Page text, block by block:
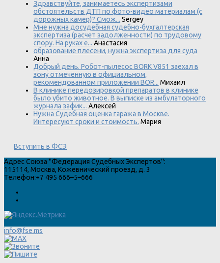
Здравствуйте, занимаетесь экспертизами
обстоятельств ДТП по фото-видео материалам (с
дорожных камер)? Смож... Sergey
Мне нужна досудебная судебно-бухгалтерская
экспертиза (расчет задолженности) по трудовому
спору. На руках е... Анастасия
образование плесени, нужна экспертиза для суда
Анна
Добрый день. Робот-пылесос BORK V851 заехал в
зону отмеченную в официальном,
рекомендованном приложении BOR... Михаил
В клинике передозировкой препаратов в клинике
было убито животное. В выписке из амбулаторного
журнала зафик... Алексей
Нужна Судебная оценка гаража в Москве.
Интересуют сроки и стоимость. Мария
Вступить в ФСЭ
Адрес Союза "Федерация Судебных Экспертов":
115114, Москва, Кожевнический проезд, д. 3
Телефон:+7 495 666–5–666
info@fse.ms